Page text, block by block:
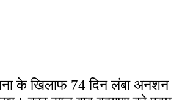
के खिलाफ 74 दिन लंबा अनशन